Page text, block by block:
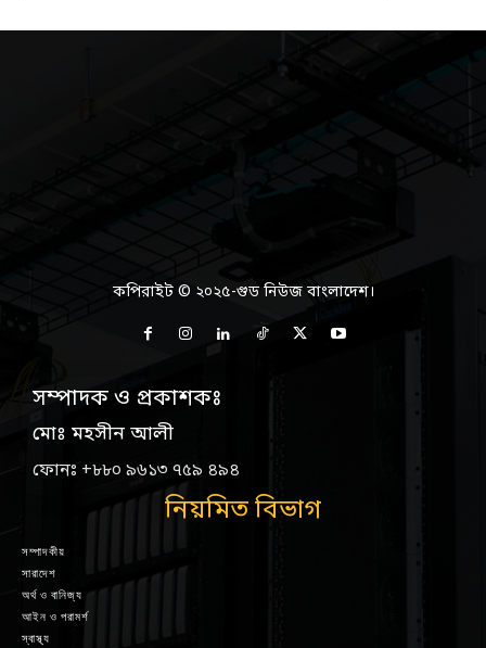
কপিরাইট © ২০২৫-গুড নিউজ বাংলাদেশ।
সম্পাদক ও প্রকাশকঃ
মোঃ মহসীন আলী
ফোনঃ +৮৮০ ৯৬১৩ ৭৫৯ ৪৯৪
নিয়মিত বিভাগ
সম্পাদকীয়
সারাদেশ
অর্থ ও বানিজ্য
আইন ও পরামর্শ
স্বাস্থ্য